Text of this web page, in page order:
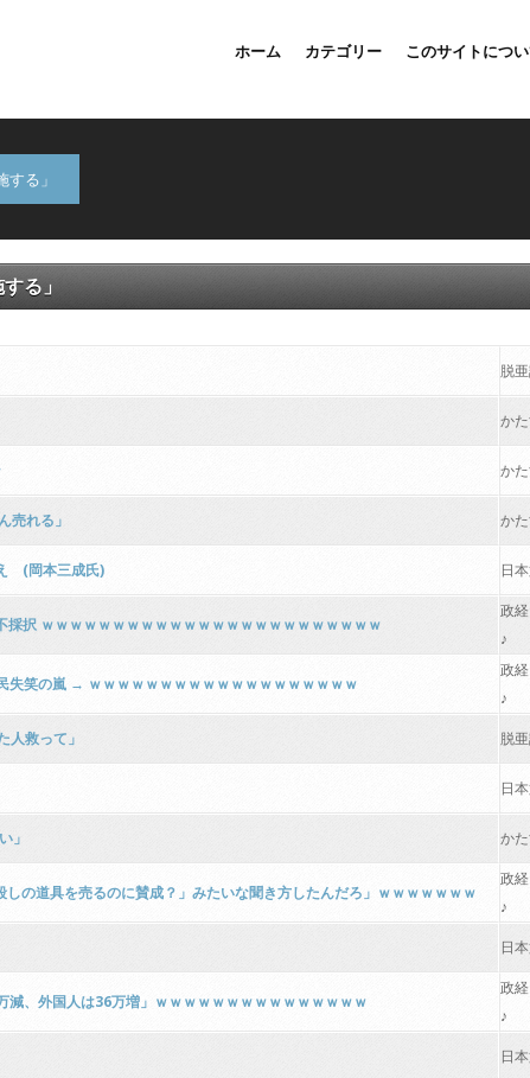
ホーム カテゴリー このサイトにつ
る」
る」
脱
か
か
売れる」 か
(岡本三成氏) 日
択 ｗｗｗｗｗｗｗｗｗｗｗｗｗｗｗｗｗｗｗｗｗｗｗｗ
政
♪
失笑の嵐 → ｗｗｗｗｗｗｗｗｗｗｗｗｗｗｗｗｗｗｗ
政
♪
人救って」
脱
日
」 か
の道具を売るのに賛成？」みたいな聞き方したんだろ」ｗｗｗｗｗｗｗ
政
♪
日
、外国人は36万増」ｗｗｗｗｗｗｗｗｗｗｗｗｗｗｗ
政
♪
日